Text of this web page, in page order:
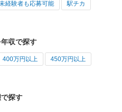
経験者も応募可能 駅チカ
収で探す
400万円以上 450万円以上
探す